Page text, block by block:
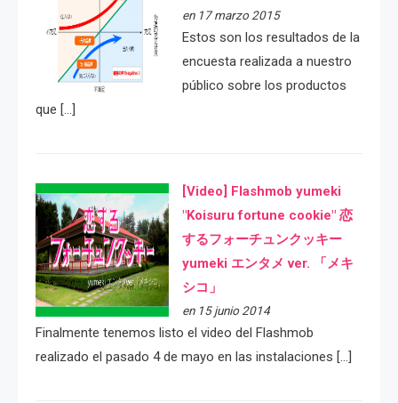
en 17 marzo 2015
Estos son los resultados de la
encuesta realizada a nuestro
público sobre los productos
que […]
[Video] Flashmob yumeki
"Koisuru fortune cookie" 恋
するフォーチュンクッキー
yumeki エンタメ ver. 「メキ
シコ」
en 15 junio 2014
Finalmente tenemos listo el video del Flashmob
realizado el pasado 4 de mayo en las instalaciones […]